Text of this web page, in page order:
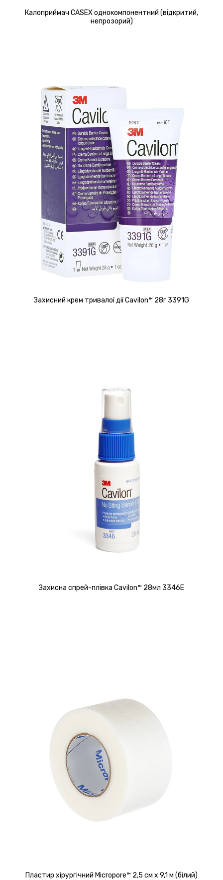
Калоприймач CASEX однокомпонентний (відкритий,
непрозорий)
Захисний крем тривалої дії Cavilon™ 28г 3391G
Захисна спрей-плівка Cavilon™ 28мл 3346E
Пластир хірургічний Micropore™ 2,5 см х 9,1 м (білий)